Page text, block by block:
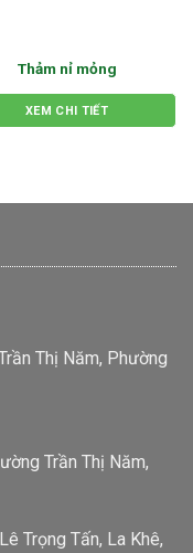
Thảm nỉ mỏng
XEM CHI TIẾT
Thị Năm, Phường
Trần Thị Năm,
Trọng Tấn, La Khê,